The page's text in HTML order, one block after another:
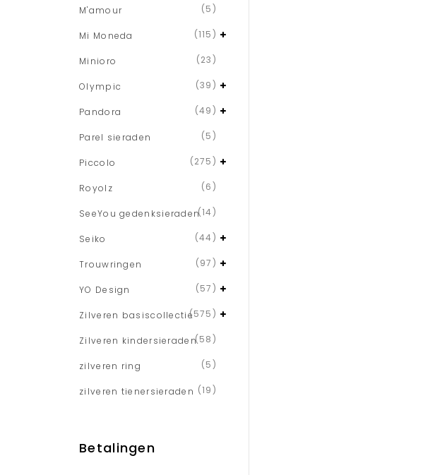
M'amour (5)
Mi Moneda (115)
Minioro (23)
Olympic (39)
Pandora (49)
Parel sieraden (5)
Piccolo (275)
Royolz (6)
SeeYou gedenksieraden(14)
Seiko (44)
Trouwringen (97)
YO Design (57)
Zilveren basiscollectie(575)
Zilveren kindersieraden(58)
zilveren ring (5)
zilveren tienersieraden (19)
Betalingen